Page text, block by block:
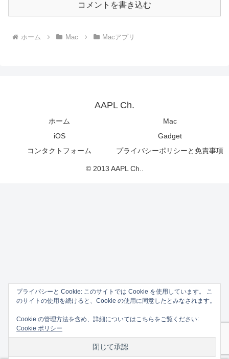
コメントを書き込む
ホーム Mac Macアプリ
AAPL Ch.
ホーム
Mac
iOS
Gadget
コンタクトフォーム
プライバシーポリシーと免責事項
© 2013 AAPL Ch..
プライバシーと Cookie: このサイトでは Cookie を使用しています。 こ
のサイトの使用を続けると、Cookie の使用に同意したとみなされます。
Cookie の管理方法を含め、詳細についてはこちらをご覧ください:
Cookie ポリシー